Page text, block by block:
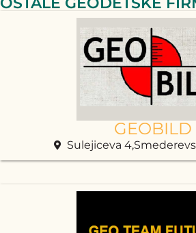
GEOBILD
Sulejiceva